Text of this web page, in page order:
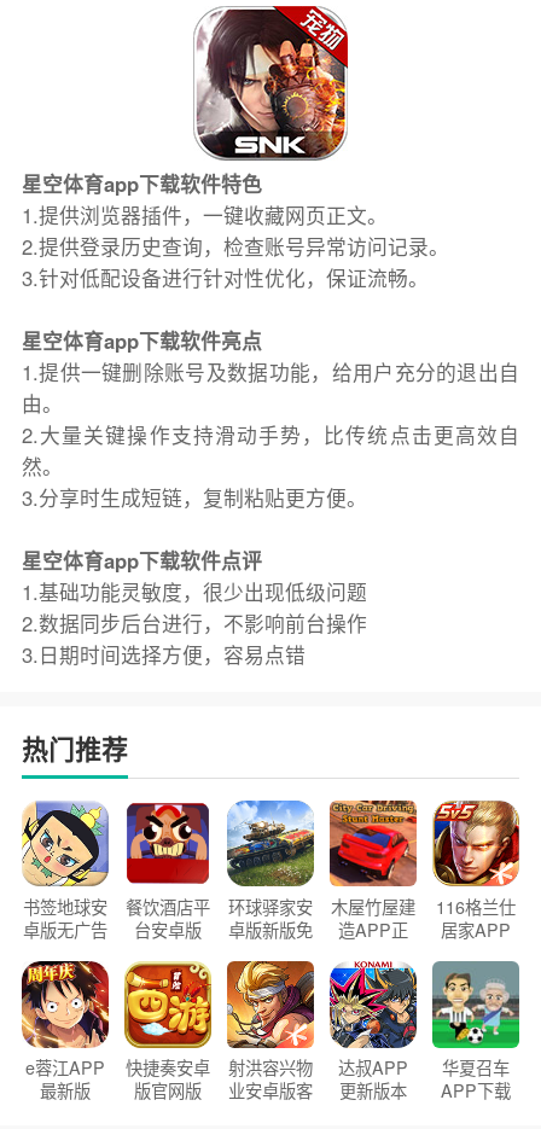
星空体育app下载软件特色
1.提供浏览器插件，一键收藏网页正文。
2.提供登录历史查询，检查账号异常访问记录。
3.针对低配设备进行针对性优化，保证流畅。
星空体育app下载软件亮点
1.提供一键删除账号及数据功能，给用户充分的退出自
由。
2.大量关键操作支持滑动手势，比传统点击更高效自
然。
3.分享时生成短链，复制粘贴更方便。
星空体育app下载软件点评
1.基础功能灵敏度，很少出现低级问题
2.数据同步后台进行，不影响前台操作
3.日期时间选择方便，容易点错
热门推荐
书签地球安
卓版无广告
餐饮酒店平
台安卓版
环球驿家安
卓版新版免
木屋竹屋建
造APP正
116格兰仕
居家APP
e蓉江APP
最新版
快捷奏安卓
版官网版
射洪容兴物
业安卓版客
达叔APP
更新版本
华夏召车
APP下载